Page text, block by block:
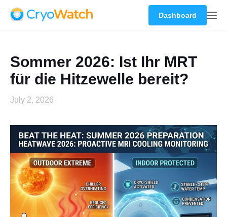
Dashboard
Sommer 2026: Ist Ihr MRT
für die Hitzewelle bereit?
July 2, 2026